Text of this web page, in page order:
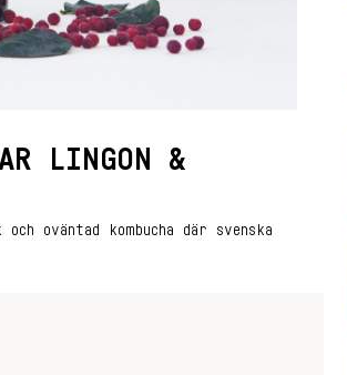
LINGON &
oväntad kombucha där svenska